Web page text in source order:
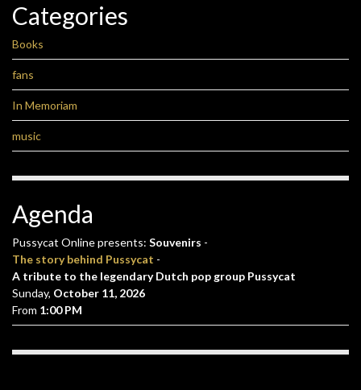
Categories
Books
fans
In Memoriam
music
Agenda
Pussycat Online presents: Souvenirs -
The story behind Pussycat -
A tribute to the legendary Dutch pop group Pussycat
Sunday, October 11, 2026
From 1:00 PM